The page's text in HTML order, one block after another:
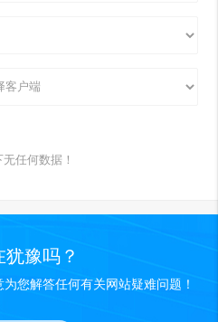
任何数据！
豫吗？
您解答任何有关网站疑难问题！